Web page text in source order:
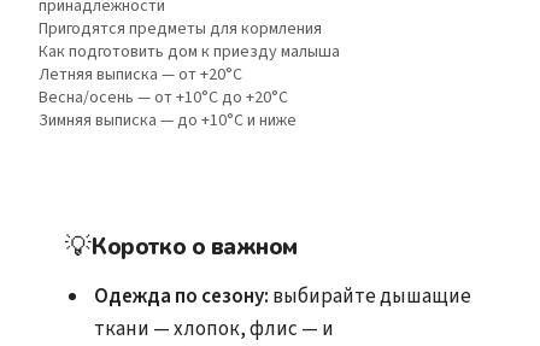
принадлежности
Пригодятся предметы для кормления
Как подготовить дом к приезду малыша
Летняя выписка — от +20°C
Весна/осень — от +10°C до +20°C
Зимняя выписка — до +10°C и ниже
💡Коротко о важном
Одежда по сезону: выбирайте дышащие
ткани — хлопок, флис — и